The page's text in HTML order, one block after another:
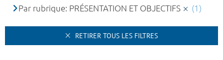
Par rubrique: PRÉSENTATION ET OBJECTIFS
(1)
RETIRER TOUS LES FILTRES